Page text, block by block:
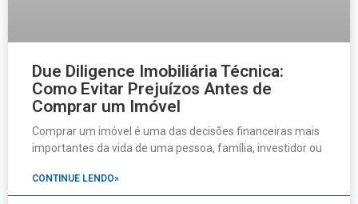
Due Diligence Imobiliária Técnica:
Como Evitar Prejuízos Antes de
Comprar um Imóvel
Comprar um imóvel é uma das decisões financeiras mais
importantes da vida de uma pessoa, família, investidor ou
CONTINUE LENDO»